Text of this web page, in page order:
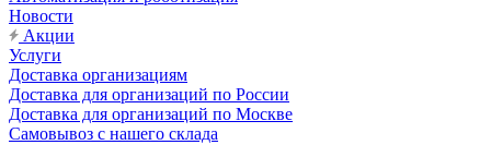
Новости
Акции
Услуги
Доставка организациям
Доставка для организаций по России
Доставка для организаций по Москве
Самовывоз с нашего склада